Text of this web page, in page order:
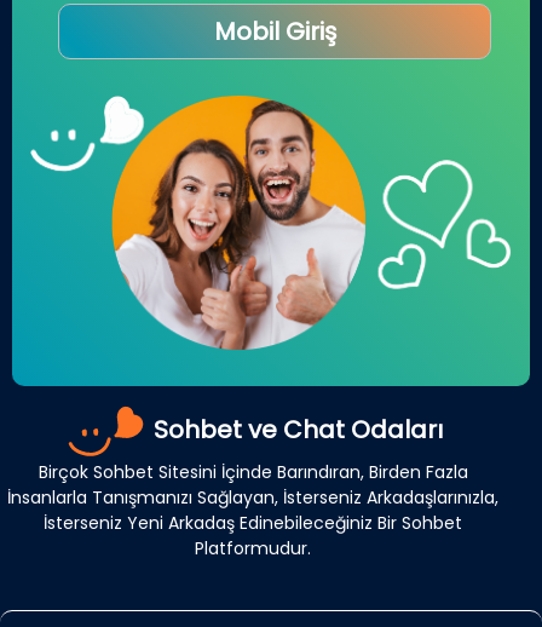
Mobil Giriş
Sohbet ve Chat Odaları
Birçok Sohbet Sitesini İçinde Barındıran, Birden Fazla
İnsanlarla Tanışmanızı Sağlayan, İsterseniz Arkadaşlarınızla,
İsterseniz Yeni Arkadaş Edinebileceğiniz Bir Sohbet
Platformudur.